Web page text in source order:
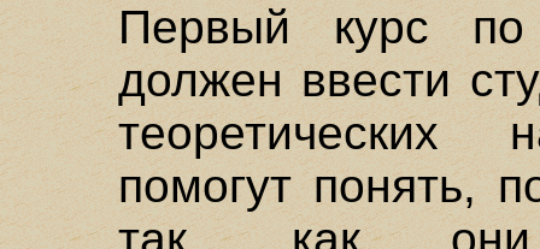
Первый курс по
должен ввести
теоретических
помогут понять,